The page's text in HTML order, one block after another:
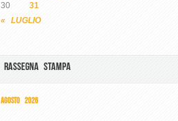
« LUGLIO
30
31
RASSEGNA STAMPA
AGOSTO 2026